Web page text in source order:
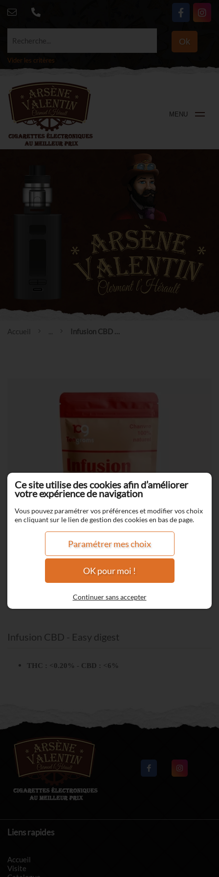
Recherche... Ok
Vider les critères
MENU
Accueil ... Infusion CBD - Easy digest
Infusion CBD - Easy digest
THC : <0.20% - CBD : <6%
Liens rapides
Accueil
Visite
Ce site utilise des cookies afin d’améliorer
votre expérience de navigation
Vous pouvez paramétrer vos préférences et modifier vos choix
en cliquant sur le lien de gestion des cookies en bas de page.
Paramétrer mes choix
OK pour moi !
Continuer sans accepter